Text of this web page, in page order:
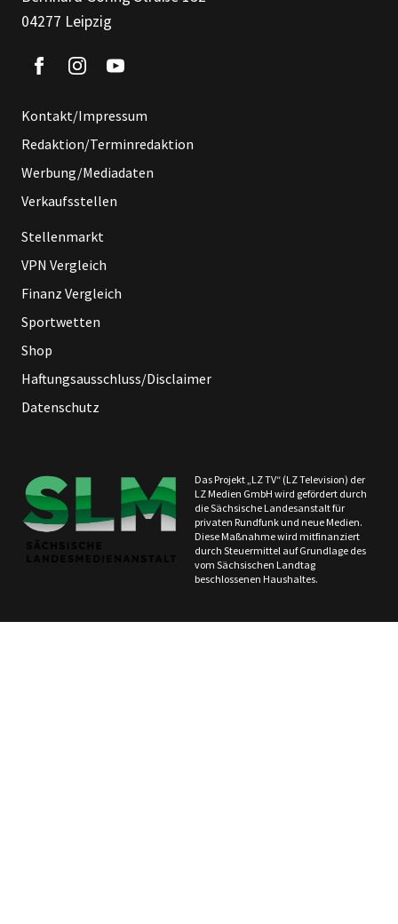
04277 Leipzig
Kontakt/Impressum
Redaktion/Terminredaktion
Werbung/Mediadaten
Verkaufsstellen
Stellenmarkt
VPN Vergleich
Finanz Vergleich
Sportwetten
Shop
Haftungsausschluss/Disclaimer
Datenschutz
Das Projekt „LZ TV“ (LZ Television) der
LZ Medien GmbH wird gefördert durch
die Sächsische Landesanstalt für
privaten Rundfunk und neue Medien.
Diese Maßnahme wird mitfinanziert
durch Steuermittel auf Grundlage des
vom Sächsischen Landtag
beschlossenen Haushaltes.